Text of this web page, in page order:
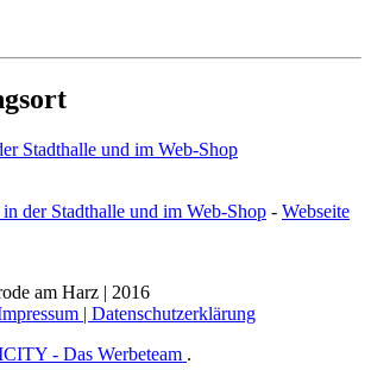
der Stadthalle und im Web-Shop - Webseite
Osterode am Harz | 2016
| Datenschutzerklärung
- Das Werbeteam .